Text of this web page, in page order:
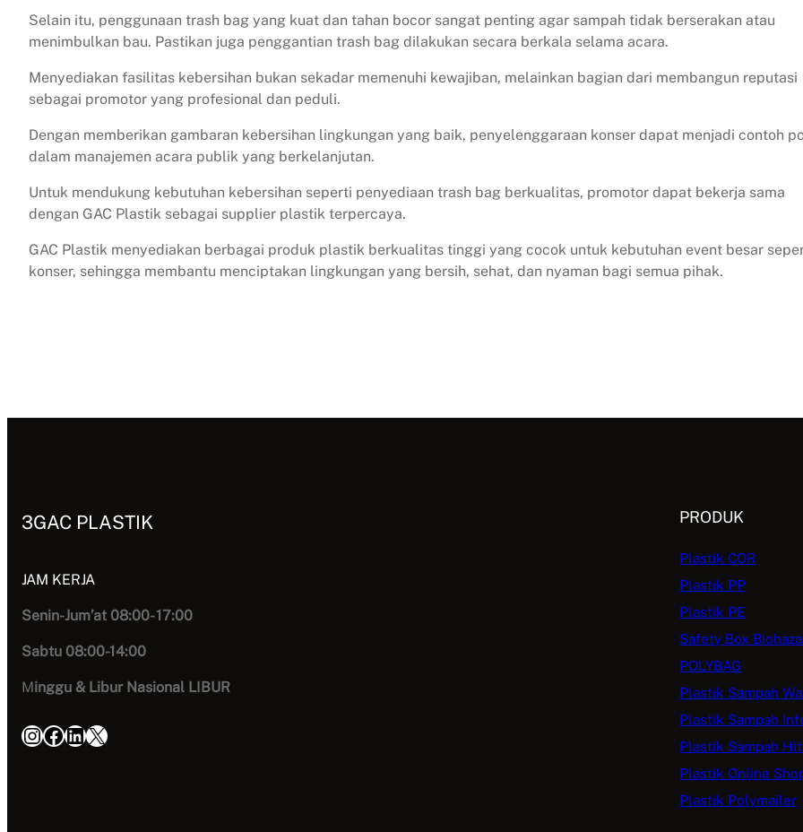
Selain itu, penggunaan trash bag yang kuat dan tahan bocor sangat penting agar sampah tidak berserakan atau
menimbulkan bau. Pastikan juga penggantian trash bag dilakukan secara berkala selama acara.
Menyediakan fasilitas kebersihan bukan sekadar memenuhi kewajiban, melainkan bagian dari membangun reputasi
sebagai promotor yang profesional dan peduli.
Dengan memberikan gambaran kebersihan lingkungan yang baik, penyelenggaraan konser dapat menjadi contoh
dalam manajemen acara publik yang berkelanjutan.
Untuk mendukung kebutuhan kebersihan seperti penyediaan trash bag berkualitas, promotor dapat bekerja sama
dengan GAC Plastik sebagai supplier plastik terpercaya.
GAC Plastik menyediakan berbagai produk plastik berkualitas tinggi yang cocok untuk kebutuhan event besar
konser, sehingga membantu menciptakan lingkungan yang bersih, sehat, dan nyaman bagi semua pihak.
3GAC PLASTIK
JAM KERJA
Senin-Jum’at 08:00- 17:00
Sabtu 08:00-14:00
Minggu & Libur Nasional LIBUR
InstagramFacebook LinkedIn X
PRODUK
Plastik COR
Plastik PP
Plastik PE
Safety Box
POLYBAG
Plastik Sampah
Plastik Sampah
Plastik Sampah
Plastik Online
Plastik Polymailer